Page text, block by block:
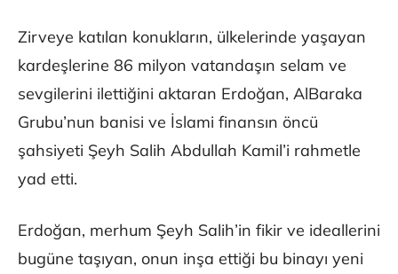
Zirveye katılan konukların, ülkelerinde yaşayan
kardeşlerine 86 milyon vatandaşın selam ve
sevgilerini ilettiğini aktaran Erdoğan, AlBaraka
Grubu’nun banisi ve İslami finansın öncü
şahsiyeti Şeyh Salih Abdullah Kamil’i rahmetle
yad etti.
Erdoğan, merhum Şeyh Salih’in fikir ve ideallerini
bugüne taşıyan, onun inşa ettiği bu binayı yeni